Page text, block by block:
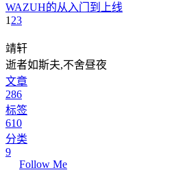
WAZUH的从入门到上线
1 23
靖轩
逝者如斯夫,不舍昼夜
文章
286
标签
610
分类
9
Follow Me